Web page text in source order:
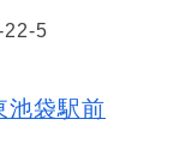
22-5
池袋駅前